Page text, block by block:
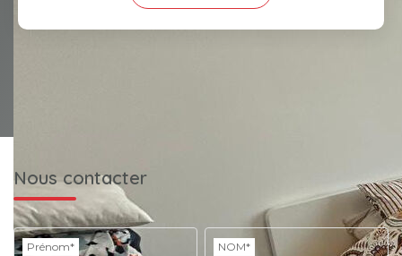
Nous contacter
Prénom* NOM*